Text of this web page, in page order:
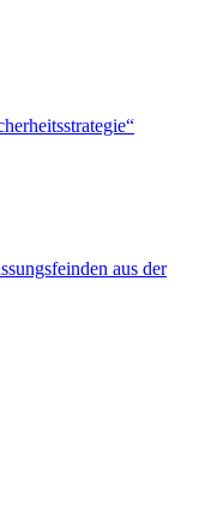
aus der